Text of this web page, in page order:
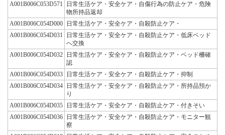
A001B006C053D571
日常生活ケア・安全ケア・自傷行為の防止ケア・危険
物所持品返却
A001B006C054D000
日常生活ケア・安全ケア・自殺防止ケア・
A001B006C054D031
日常生活ケア・安全ケア・自殺防止ケア・低床ベッド
へ交換
A001B006C054D032
日常生活ケア・安全ケア・自殺防止ケア・ベッド柵確
認
A001B006C054D033
日常生活ケア・安全ケア・自殺防止ケア・抑制
A001B006C054D034
日常生活ケア・安全ケア・自殺防止ケア・所持品預か
り
A001B006C054D035
日常生活ケア・安全ケア・自殺防止ケア・付きそい
A001B006C054D036
日常生活ケア・安全ケア・自殺防止ケア・モニター観
察